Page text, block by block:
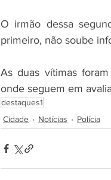
O irmão dessa
primeiro, não soube
As duas vítimas
onde seguem em
destaques1
Cidade
Notícias Polícia